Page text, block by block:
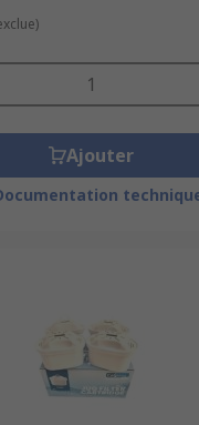
Ajouter